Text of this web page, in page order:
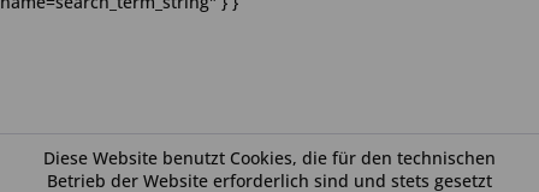
Diese Website benutzt Cookies, die für den technischen
Betrieb der Website erforderlich sind und stets gesetzt